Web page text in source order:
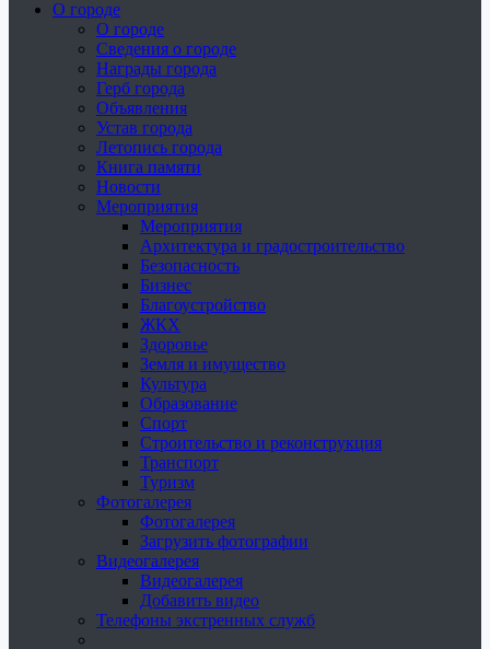
О городе
О городе
Сведения о городе
Награды города
Герб города
Объявления
Устав города
Летопись города
Книга памяти
Новости
Мероприятия
Мероприятия
Архитектура и градостроительство
Безопасность
Бизнес
Благоустройство
ЖКХ
Здоровье
Земля и имущество
Культура
Образование
Спорт
Строительство и реконструкция
Транспорт
Туризм
Фотогалерея
Фотогалерея
Загрузить фотографии
Видеогалерея
Видеогалерея
Добавить видео
Телефоны экстренных служб